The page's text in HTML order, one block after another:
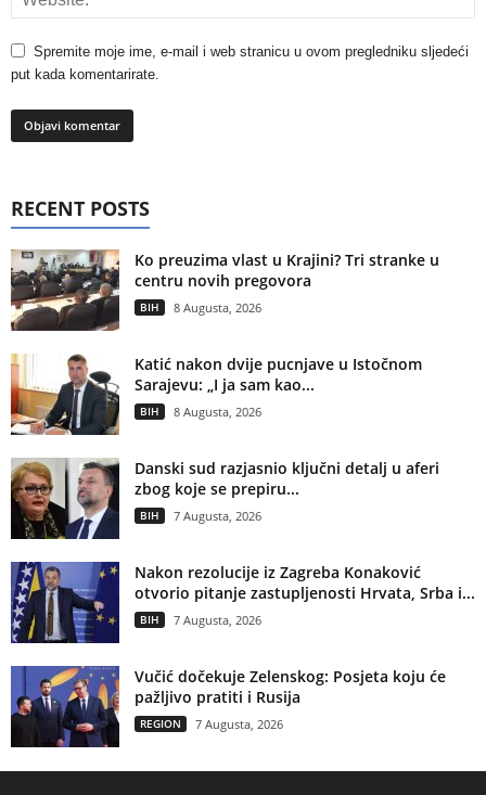
Spremite moje ime, e-mail i web stranicu u ovom pregledniku sljedeći
put kada komentarirate.
RECENT POSTS
Ko preuzima vlast u Krajini? Tri stranke u
centru novih pregovora
BIH 8 Augusta, 2026
Katić nakon dvije pucnjave u Istočnom
Sarajevu: „I ja sam kao...
BIH 8 Augusta, 2026
Danski sud razjasnio ključni detalj u aferi
zbog koje se prepiru...
BIH 7 Augusta, 2026
Nakon rezolucije iz Zagreba Konaković
otvorio pitanje zastupljenosti Hrvata, Srba i...
BIH 7 Augusta, 2026
Vučić dočekuje Zelenskog: Posjeta koju će
pažljivo pratiti i Rusija
REGION 7 Augusta, 2026